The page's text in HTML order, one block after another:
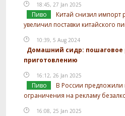
18:45, 27 Jan 2025
Пиво
Китай снизил импорт
увеличил поставки китайского
10:39, 5 Aug 2024
Домашний сидр: пошаговое
приготовлению
16:12, 26 Jan 2025
Пиво
В России предложили
ограничения на рекламу
16:08, 25 Jan 2025